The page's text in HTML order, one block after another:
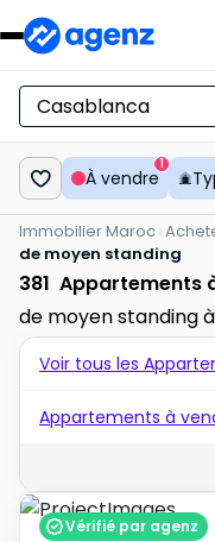
À vendre
1
Immobilier Maroc
de moyen standing
381 Appartements
de moyen standing
Voir tous les
Appartements à
Vérifié par agenz